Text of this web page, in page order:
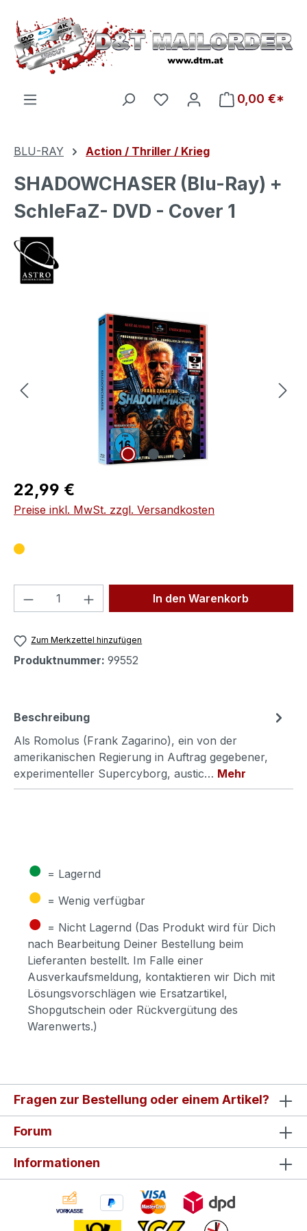
Zum Hauptinhalt springen
Du hast 0 Produkte auf
0,00 €*
BLU-RAY Action / Thriller / Krieg
SHADOWCHASER (Blu-Ray) +
SchleFaZ- DVD - Cover 1
Bildergalerie überspringen
Regulärer Preis:
22,99 €
Preise inkl. MwSt. zzgl. Versandkosten
Produkt Anzahl: Gib denIn den Warenkorb
Zum Merkzettel hinzufügen
Produktnummer: 99552
Beschreibung
Als Romolus (Frank Zagarino), ein von der
amerikanischen Regierung in Auftrag gegebener,
experimenteller Supercyborg, austic… Mehr
● = Lagernd
● = Wenig verfügbar
● = Nicht Lagernd (Das Produkt wird für Dich
nach Bearbeitung Deiner Bestellung beim
Lieferanten bestellt. Im Falle einer
Ausverkaufsmeldung, kontaktieren wir Dich mit
Lösungsvorschlägen wie Ersatzartikel,
Shopgutschein oder Rückvergütung des
Warenwerts.)
Fragen zur Bestellung oder einem Artikel?
Forum
Informationen